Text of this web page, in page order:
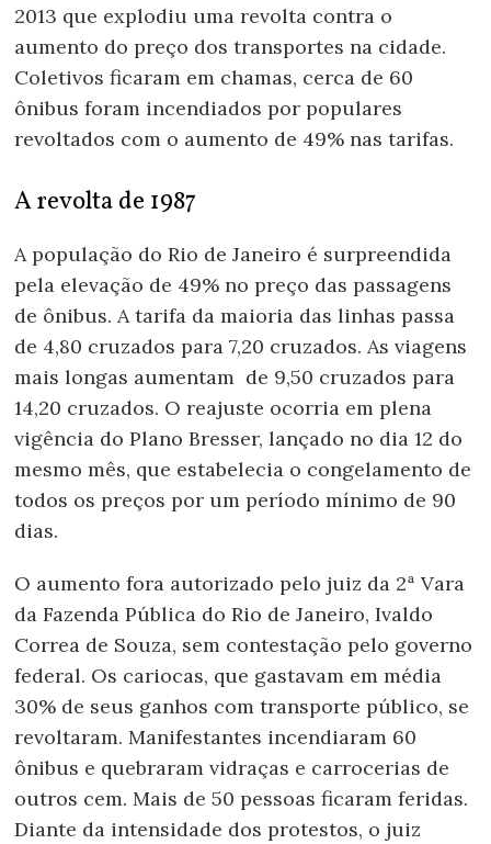
2013 que explodiu uma revolta contra o
aumento do preço dos transportes na cidade.
Coletivos ficaram em chamas, cerca de 60
ônibus foram incendiados por populares
revoltados com o aumento de 49% nas tarifas.
A revolta de 1987
A população do Rio de Janeiro é surpreendida
pela elevação de 49% no preço das passagens
de ônibus. A tarifa da maioria das linhas passa
de 4,80 cruzados para 7,20 cruzados. As viagens
mais longas aumentam de 9,50 cruzados para
14,20 cruzados. O reajuste ocorria em plena
vigência do Plano Bresser, lançado no dia 12 do
mesmo mês, que estabelecia o congelamento de
todos os preços por um período mínimo de 90
dias.
O aumento fora autorizado pelo juiz da 2ª Vara
da Fazenda Pública do Rio de Janeiro, Ivaldo
Correa de Souza, sem contestação pelo governo
federal. Os cariocas, que gastavam em média
30% de seus ganhos com transporte público, se
revoltaram. Manifestantes incendiaram 60
ônibus e quebraram vidraças e carrocerias de
outros cem. Mais de 50 pessoas ficaram feridas.
Diante da intensidade dos protestos, o juiz